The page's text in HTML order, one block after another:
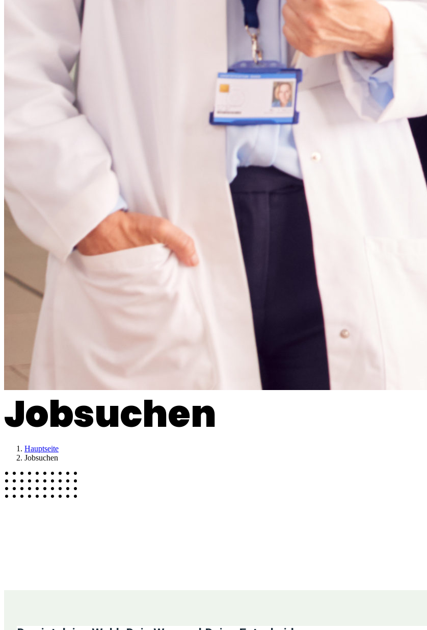
Jobsuchen
Hauptseite
Jobsuchen